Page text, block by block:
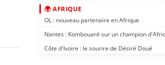
🌍 AFRIQUE
OL : nouveau partenaire en Afrique
Nantes : Kombouaré sur un champion
Côte d'Ivoire : le sourire de Désiré Doué